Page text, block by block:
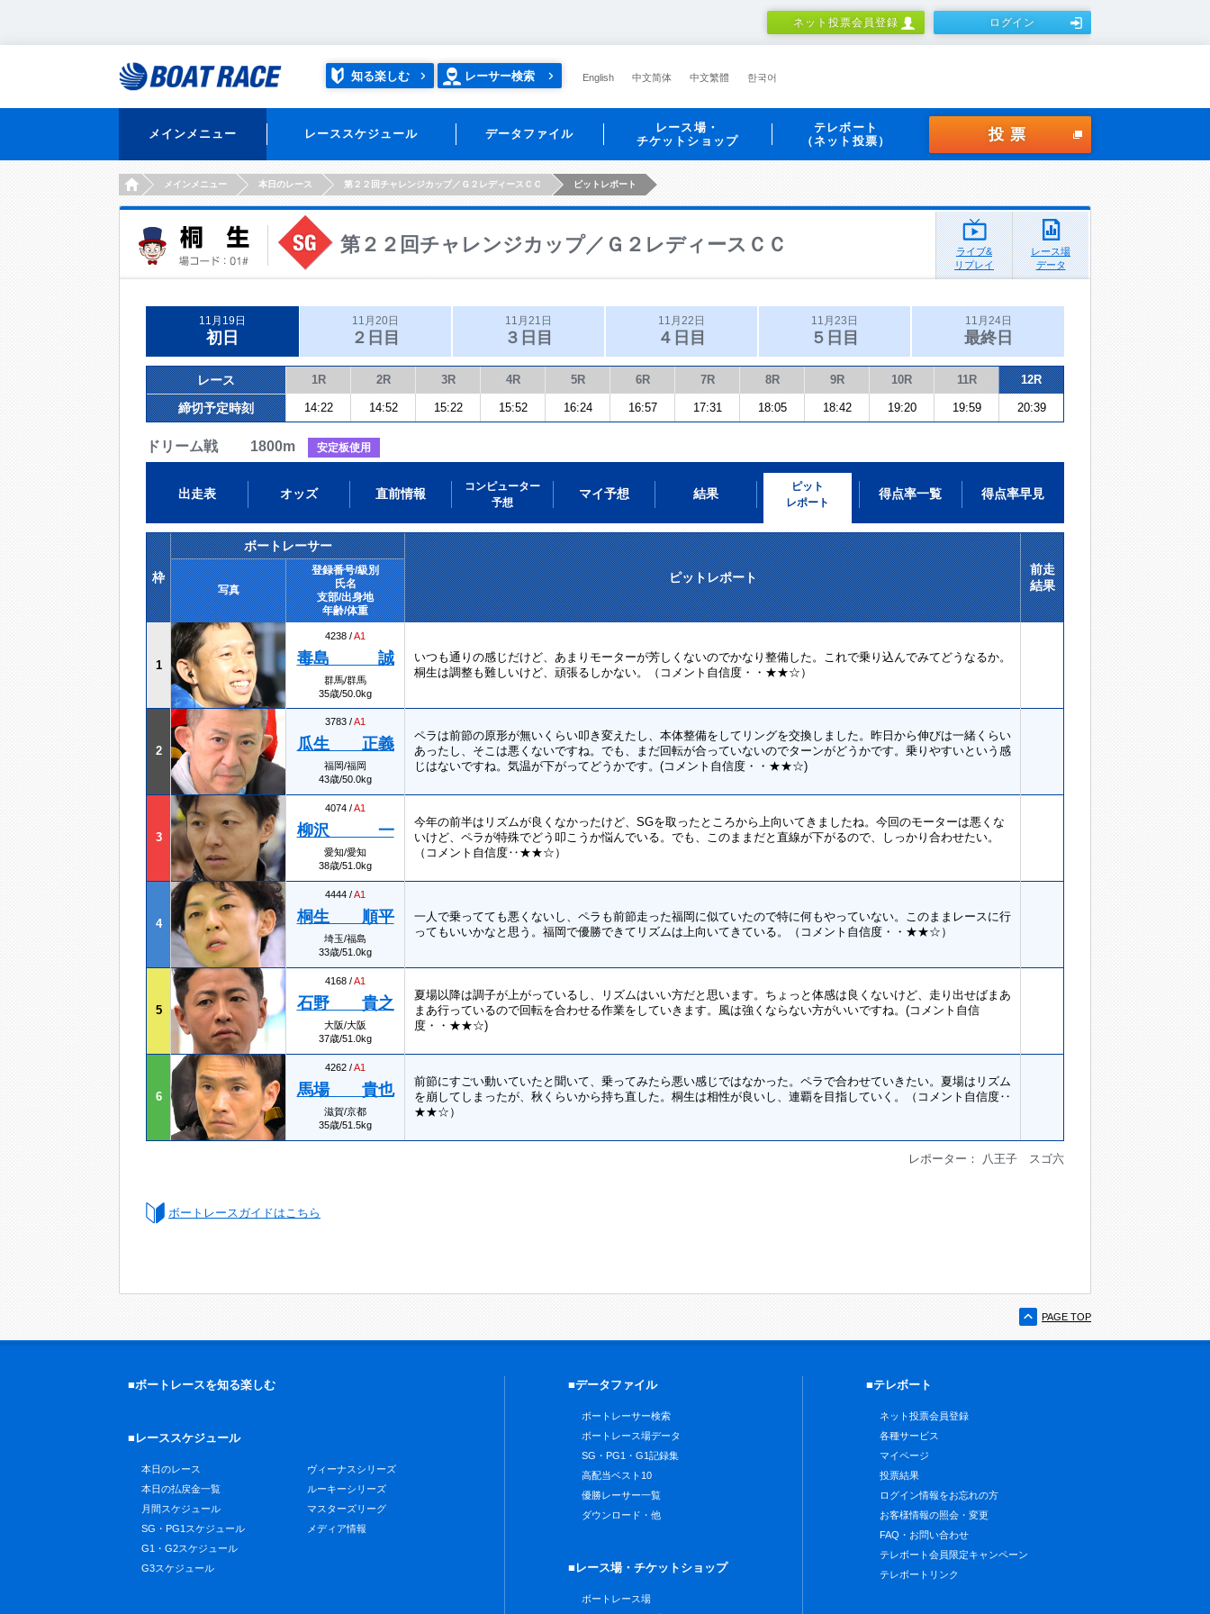
ネット投票会員登録 ログイン
知る楽しむ レーサー検索 English 中文简体 中文繁體 한국어
メインメニュー レーススケジュール データファイル
レース場・
チケットショップ
テレボート
（ネット投票）
投票
HOMEメインメニュー 本日のレース 第２２回チャレンジカップ／Ｇ２レディースＣＣ ピットレポート
第２２回チャレンジカップ／Ｇ２レディースＣＣ
ライブ&
リプレイ
レース場
データ
11月19日
初日
11月20日
２日目
11月21日
３日目
11月22日
４日目
11月23日
５日目
11月24日
最終日
レース 1R 2R 3R 4R 5R 6R 7R 8R 9R 10R 11R 12R
締切予定時刻 14:22 14:52 15:22 15:52 16:24 16:57 17:31 18:05 18:42 19:20 19:59 20:39
ドリーム戦 1800m 安定板使用
出走表 オッズ 直前情報
コンピューター
予想
マイ予想 結果
ピット
レポート
得点率一覧 得点率早見
枠
ボートレーサー
ピットレポート
前走
結果
写真
登録番号/級別
氏名
支部/出身地
年齢/体重
1
4238 /A1
毒島 誠
群馬/群馬
35歳/50.0kg
いつも通りの感じだけど、あまりモーターが芳しくないのでかなり整備した。これで乗り込んでみてどうなるか。
桐生は調整も難しいけど、頑張るしかない。（コメント自信度・・★★☆）
2
3783 /A1
瓜生 正義
福岡/福岡
43歳/50.0kg
ペラは前節の原形が無いくらい叩き変えたし、本体整備をしてリングを交換しました。昨日から伸びは一緒くらい
あったし、そこは悪くないですね。でも、まだ回転が合っていないのでターンがどうかです。乗りやすいという感
じはないですね。気温が下がってどうかです。(コメント自信度・・★★☆)
3
4074 /A1
柳沢 一
愛知/愛知
38歳/51.0kg
今年の前半はリズムが良くなかったけど、SGを取ったところから上向いてきましたね。今回のモーターは悪くな
いけど、ペラが特殊でどう叩こうか悩んでいる。でも、このままだと直線が下がるので、しっかり合わせたい。
（コメント自信度‥★★☆）
4
4444 /A1
桐生 順平
埼玉/福島
33歳/51.0kg
一人で乗ってても悪くないし、ペラも前節走った福岡に似ていたので特に何もやっていない。このままレースに行
ってもいいかなと思う。福岡で優勝できてリズムは上向いてきている。（コメント自信度・・★★☆）
5
4168 /A1
石野 貴之
大阪/大阪
37歳/51.0kg
夏場以降は調子が上がっているし、リズムはいい方だと思います。ちょっと体感は良くないけど、走り出せばまあ
まあ行っているので回転を合わせる作業をしていきます。風は強くならない方がいいですね。(コメント自信
度・・★★☆)
6
4262 /A1
馬場 貴也
滋賀/京都
35歳/51.5kg
前節にすごい動いていたと聞いて、乗ってみたら悪い感じではなかった。ペラで合わせていきたい。夏場はリズム
を崩してしまったが、秋くらいから持ち直した。桐生は相性が良いし、連覇を目指していく。（コメント自信度‥
★★☆）
レポーター： 八王子 スゴ六
ボートレースガイドはこちら
PAGE TOP
■ボートレースを知る楽しむ
■レーススケジュール
本日のレース
本日の払戻金一覧
月間スケジュール
SG・PG1スケジュール
G1・G2スケジュール
G3スケジュール
ヴィーナスシリーズ
ルーキーシリーズ
マスターズリーグ
メディア情報
■データファイル
ボートレーサー検索
ボートレース場データ
SG・PG1・G1記録集
高配当ベスト10
優勝レーサー一覧
ダウンロード・他
■レース場・チケットショップ
ボートレース場
■テレボート
ネット投票会員登録
各種サービス
マイページ
投票結果
ログイン情報をお忘れの方
お客様情報の照会・変更
FAQ・お問い合わせ
テレボート会員限定キャンペーン
テレボートリンク